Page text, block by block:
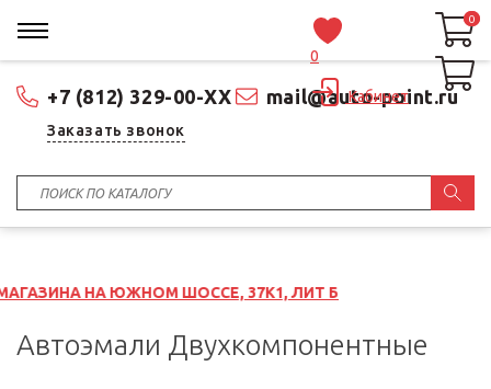
+7 (812) 329-00-XX mail@auto-point.ru
Заказать звонок
0
Кабинет
0
0
ШОССЕ, 37К1, ЛИТ Б
Автоэмали Двухкомпонентные